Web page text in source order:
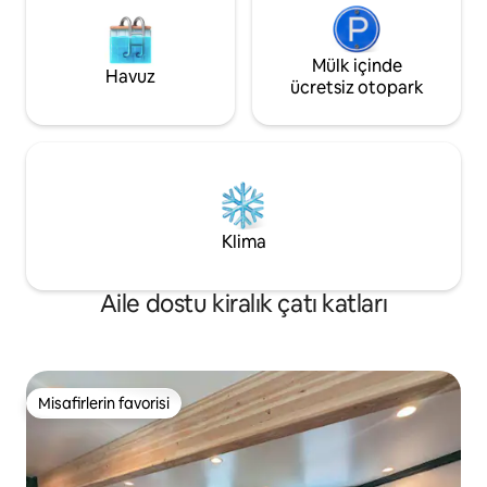
Havuz
Mülk içinde
ücretsiz otopark
Klima
Aile dostu kiralık çatı katları
Misafirlerin favorisi
Misafirlerin favorisi